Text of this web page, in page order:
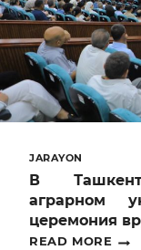
JARAYON
В
аграрном
церемония
READ MORE
В